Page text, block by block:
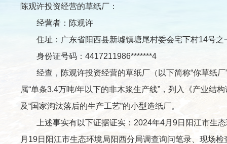
陈观许投资经营的草纸厂：
经营者：陈观许
住址：广东省阳西县新墟镇塘尾村委会宅下村14号之
身份证号码：4417211986*******4
经查，陈观许投资经营的草纸厂（以下简称“你草纸厂
属“单条3.4万吨/年以下的非木浆生产线”，列入《产业结
及“国家淘汰落后的生产工艺”的小型造纸厂。
上述事实有以下证据证实：2024年4月9日阳江市生态
月19日阳江市生态环境局阳西分局调查询问笔录、现场